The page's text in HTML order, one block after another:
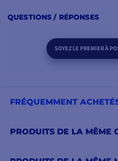
QUESTIONS / RÉPONSES
SOYEZ LE PREMIER À
FRÉQUEMMENT
PRODUITS DE LA MÊME